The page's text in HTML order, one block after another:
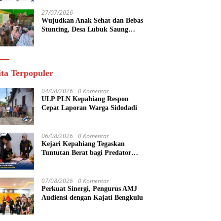
27/07/2026
Wujudkan Anak Sehat dan Bebas
Stunting, Desa Lubuk Saung
Terpopuler
04/08/2026 0 Komentar
ULP PLN Kepahiang Respon
Cepat Laporan Warga Sidodadi
06/08/2026 0 Komentar
Kejari Kepahiang Tegaskan
Tuntutan Berat bagi Predator
Vonis Hakim 18 Tahun Penjara
07/08/2026 0 Komentar
Perkuat Sinergi, Pengurus AMJ
Audiensi dengan Kajati Bengkulu